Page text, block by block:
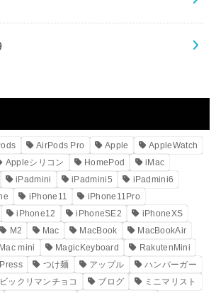
AirPods Pro Apple
AppleWatch
Appleシリコン HomePod
iMac
iPadmini iPadmini5
iPadmini6
iPhone11
iPhone11Pro
iPhone12 iPhoneSE2
iPhoneXS
M2 Mac MacBook
MacBookAir
Mac mini MagicKeyboard
RakutenMini
つけ麺 アップル
ハンバーガー
ビックリマンチョコ ブログ
ミニマリスト